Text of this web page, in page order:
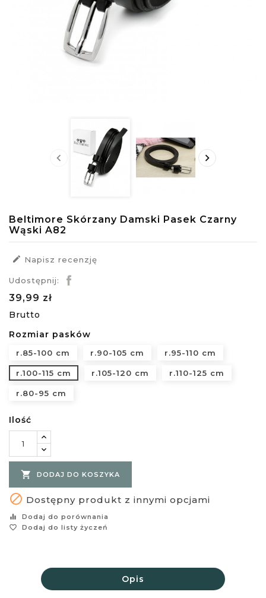
 
Beltimore Skórzany Damski Pasek Czarny
Wąski A82
 Napisz recenzję
Udostępnij:
39,99 zł
Brutto
Rozmiar pasków
r.85-100 cm r.90-105 cm r.95-110 cm
r.100-115 cm r.105-120 cm r.110-125 cm
r.80-95 cm
Ilość
 DODAJ DO KOSZYKA
 Dostępny produkt z innymi opcjami
equalizer
Dodaj do porównania
favorite_border
Dodaj do listy życzeń
Opis